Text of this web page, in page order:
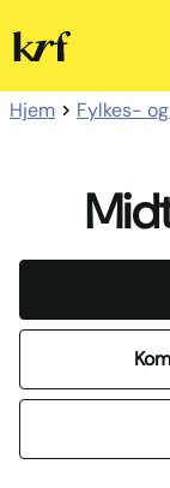
Kristelig
Folkeparti
Hjem Fylkes-